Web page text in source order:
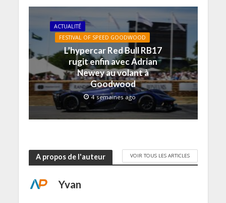
ACTUALITÉ
FESTIVAL OF SPEED GOODWOOD
L’hypercar Red Bull RB17
rugit enfin avec Adrian
Newey au volant à
Goodwood
4 semaines ago
A propos de l'auteur VOIR TOUS LES ARTICLES
Yvan